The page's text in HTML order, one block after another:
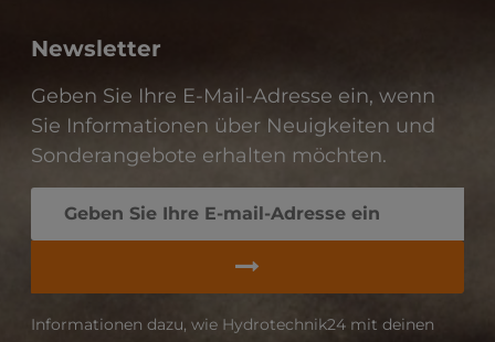
Newsletter
Geben Sie Ihre E-Mail-Adresse ein, wenn
Sie Informationen über Neuigkeiten und
Sonderangebote erhalten möchten.
Informationen dazu, wie Hydrotechnik24 mit deinen